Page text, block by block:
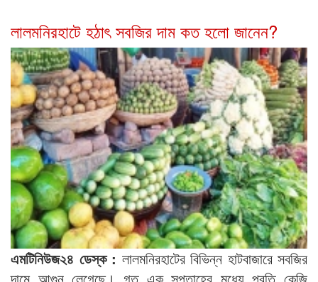
লালমনিরহাটে হঠাৎ সবজির দাম কত হলো জানেন?
এমটিনিউজ২৪ ডেস্ক : লালমনিরহাটের বিভিন্ন হাটবাজারে সবজির
দামে আগুন লেগেছে। গত এক সপ্তাহের মধ্যে প্রতি কেজি